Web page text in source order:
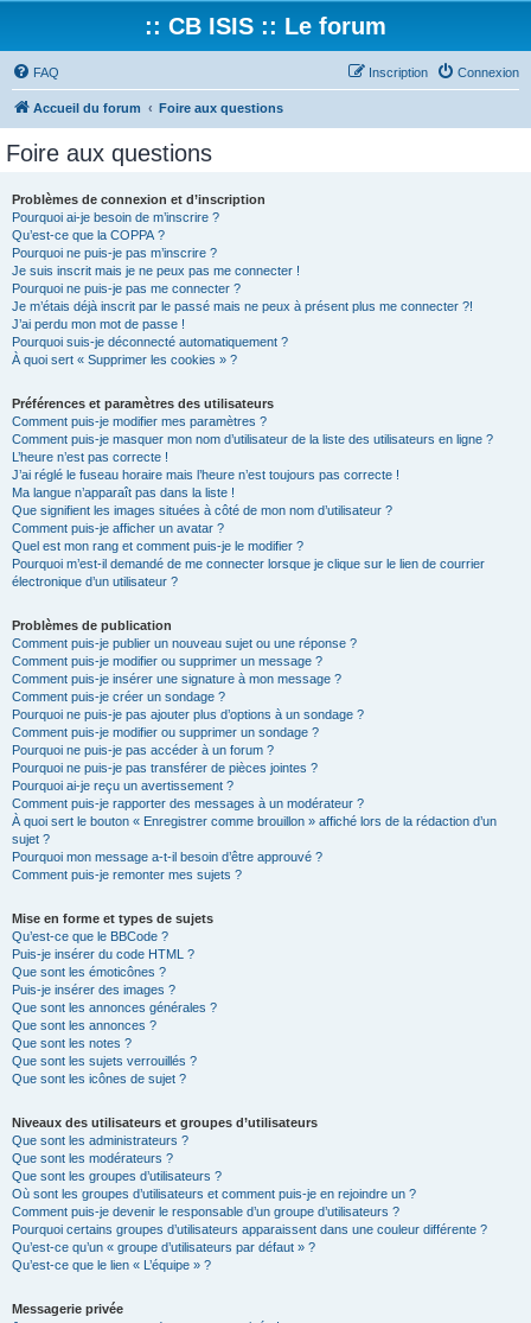
:: CB ISIS :: Le forum
FAQ Connexion
Inscription
Accueil du forum Foire aux questions
Foire aux questions
Problèmes de connexion et d’inscription
Pourquoi ai-je besoin de m’inscrire ?
Qu’est-ce que la COPPA ?
Pourquoi ne puis-je pas m’inscrire ?
Je suis inscrit mais je ne peux pas me connecter !
Pourquoi ne puis-je pas me connecter ?
Je m’étais déjà inscrit par le passé mais ne peux à présent plus me connecter ?!
J’ai perdu mon mot de passe !
Pourquoi suis-je déconnecté automatiquement ?
À quoi sert « Supprimer les cookies » ?
Préférences et paramètres des utilisateurs
Comment puis-je modifier mes paramètres ?
Comment puis-je masquer mon nom d’utilisateur de la liste des utilisateurs en ligne ?
L’heure n’est pas correcte !
J’ai réglé le fuseau horaire mais l’heure n’est toujours pas correcte !
Ma langue n’apparaît pas dans la liste !
Que signifient les images situées à côté de mon nom d’utilisateur ?
Comment puis-je afficher un avatar ?
Quel est mon rang et comment puis-je le modifier ?
Pourquoi m’est-il demandé de me connecter lorsque je clique sur le lien de courrier
électronique d’un utilisateur ?
Problèmes de publication
Comment puis-je publier un nouveau sujet ou une réponse ?
Comment puis-je modifier ou supprimer un message ?
Comment puis-je insérer une signature à mon message ?
Comment puis-je créer un sondage ?
Pourquoi ne puis-je pas ajouter plus d’options à un sondage ?
Comment puis-je modifier ou supprimer un sondage ?
Pourquoi ne puis-je pas accéder à un forum ?
Pourquoi ne puis-je pas transférer de pièces jointes ?
Pourquoi ai-je reçu un avertissement ?
Comment puis-je rapporter des messages à un modérateur ?
À quoi sert le bouton « Enregistrer comme brouillon » affiché lors de la rédaction d’un
sujet ?
Pourquoi mon message a-t-il besoin d’être approuvé ?
Comment puis-je remonter mes sujets ?
Mise en forme et types de sujets
Qu’est-ce que le BBCode ?
Puis-je insérer du code HTML ?
Que sont les émoticônes ?
Puis-je insérer des images ?
Que sont les annonces générales ?
Que sont les annonces ?
Que sont les notes ?
Que sont les sujets verrouillés ?
Que sont les icônes de sujet ?
Niveaux des utilisateurs et groupes d’utilisateurs
Que sont les administrateurs ?
Que sont les modérateurs ?
Que sont les groupes d’utilisateurs ?
Où sont les groupes d’utilisateurs et comment puis-je en rejoindre un ?
Comment puis-je devenir le responsable d’un groupe d’utilisateurs ?
Pourquoi certains groupes d’utilisateurs apparaissent dans une couleur différente ?
Qu’est-ce qu’un « groupe d’utilisateurs par défaut » ?
Qu’est-ce que le lien « L’équipe » ?
Messagerie privée